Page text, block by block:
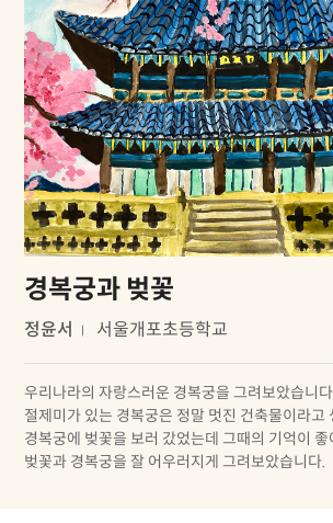
경복궁과 벚꽃
정윤서 서울개포초등학교
우리나라의 자랑스러운 경복궁을 그려보았습니
절제미가 있는 경복궁은 정말 멋진 건축물이라고
경복궁에 벚꽃을 보러 갔었는데 그때의 기억이
벚꽃과 경복궁을 잘 어우러지게 그려보았습니다.